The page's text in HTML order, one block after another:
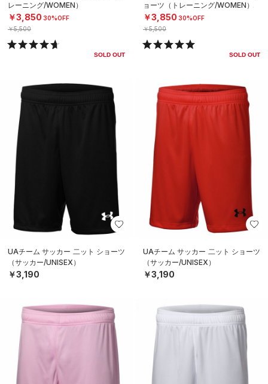
レーニング/WOMEN）
￥3,850 30%OFF
￥5,500
SOLD OUT
ョーツ（トレーニング/WOMEN）
￥3,850 30%OFF
￥5,500
SOLD OUT
UAチーム サッカー 二ット ショーツ
（サッカー/UNISEX）
￥3,190
UAチーム サッカー 二ット ショーツ
（サッカー/UNISEX）
￥3,190